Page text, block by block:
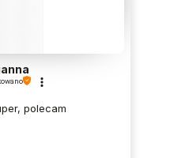
polecam